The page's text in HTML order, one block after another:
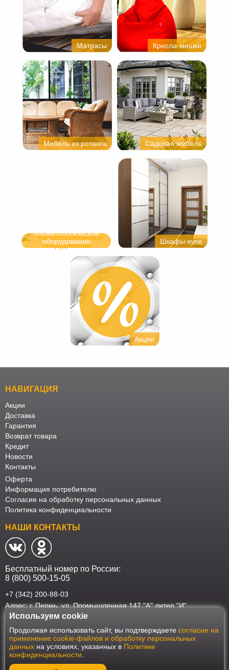
Матрасы Кресла-мешки
Мебель из ротанга Садовая мебель
Косметологическое
оборудование
Шкафы-купе
Акции
НАВИГАЦИЯ
Акции
Доставка
Гарантия
Возврат товара
Кредит
Новости
Контакты
Оферта
Информация потребителю
Согласие на обработку персональных данных
Политика конфиденциальности
НАШИ КОНТАКТЫ
Бесплатный номер по России:
8 (800) 500-15-05
+7 (342) 200-88-03
Адрес: г. Пермь, ул. Промышленная 147 "А" литер "И"
Наш интернет-магазин работает в соответствии с требованиями
Федерального закона от 27 июля 2006 года №152-ФЗ "О персональных
данных". Оформить заказ на сайте Мебеласка возможно только при
наличии согласия на обработку Ваших персональных данных. Для
улучшения работы сайта и его взаимодействия с пользователями мы
используем файлы cookie. Продолжая пользоваться сайтом, вы
Используем cookie
Продолжая использовать сайт, вы подтверждаете согласие на
применение cookie-файлов и обработку персональных
данных на условиях, указанных в Политике
конфиденциальности